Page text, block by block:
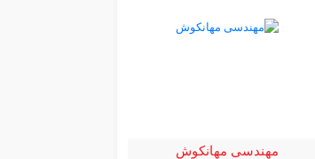
مهندسی مهانکوش